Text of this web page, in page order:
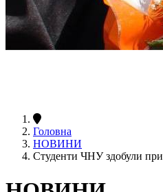
Головна
НОВИНИ
Студенти ЧНУ здобули